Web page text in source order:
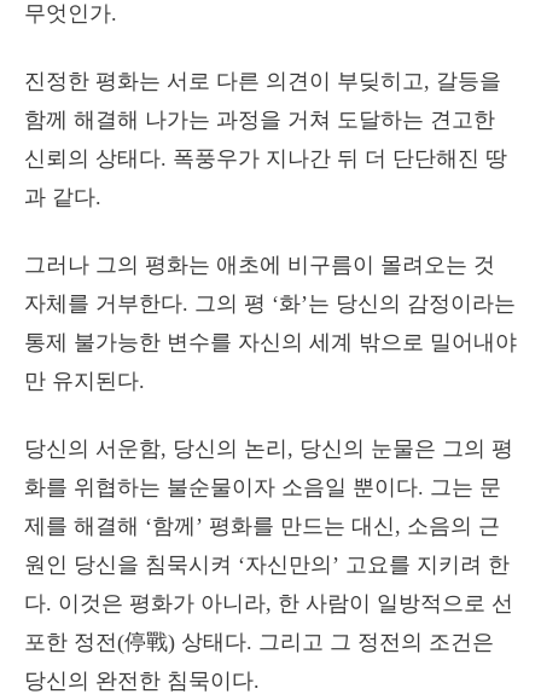
무엇인가.
진정한 평화는 서로 다른 의견이 부딪히고, 갈등을
함께 해결해 나가는 과정을 거쳐 도달하는 견고한
신뢰의 상태다. 폭풍우가 지나간 뒤 더 단단해진 땅
과 같다.
그러나 그의 평화는 애초에 비구름이 몰려오는 것
자체를 거부한다. 그의 평 ‘화’는 당신의 감정이라는
통제 불가능한 변수를 자신의 세계 밖으로 밀어내야
만 유지된다.
당신의 서운함, 당신의 논리, 당신의 눈물은 그의 평
화를 위협하는 불순물이자 소음일 뿐이다. 그는 문
제를 해결해 ‘함께’ 평화를 만드는 대신, 소음의 근
원인 당신을 침묵시켜 ‘자신만의’ 고요를 지키려 한
다. 이것은 평화가 아니라, 한 사람이 일방적으로 선
포한 정전(停戰) 상태다. 그리고 그 정전의 조건은
당신의 완전한 침묵이다.